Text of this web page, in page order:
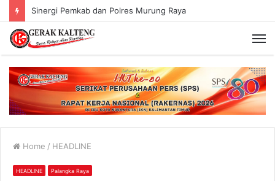
Murung Raya Menangi MTQ Korpri VIII Kalimantan Tengah
Home / HEADLINE
HEADLINE Palangka Raya